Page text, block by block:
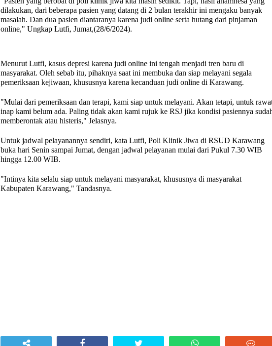
dilakukan, dari beberapa pasien yang datang di 2 bulan terakhir ini mengaku banyak
masalah. Dan dua pasien diantaranya karena judi online serta hutang dari pinjaman
online," Ungkap Lutfi, Jumat,(28/6/2024).
Menurut Lutfi, kasus depresi karena judi online ini tengah menjadi tren baru di
masyarakat. Oleh sebab itu, pihaknya saat ini membuka dan siap melayani segala
pemeriksaan kejiwaan, khususnya karena kecanduan judi online di Karawang.
"Mulai dari pemeriksaan dan terapi, kami siap untuk melayani. Akan tetapi, untuk
inap kami belum ada. Paling tidak akan kami rujuk ke RSJ jika kondisi pasiennya
memberontak atau histeris," Jelasnya.
Untuk jadwal pelayanannya sendiri, kata Lutfi, Poli Klinik Jiwa di RSUD Karawang
buka hari Senin sampai Jumat, dengan jadwal pelayanan mulai dari Pukul 7.30 WIB
hingga 12.00 WIB.
"Intinya kita selalu siap untuk melayani masyarakat, khususnya di masyarakat
Kabupaten Karawang," Tandasnya.